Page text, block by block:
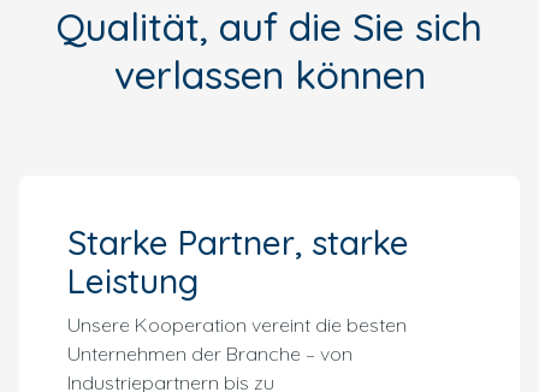
Qualität, auf die Sie sich
verlassen können
Starke Partner, starke
Leistung
Unsere Kooperation vereint die besten
Unternehmen der Branche – von
Industriepartnern bis zu